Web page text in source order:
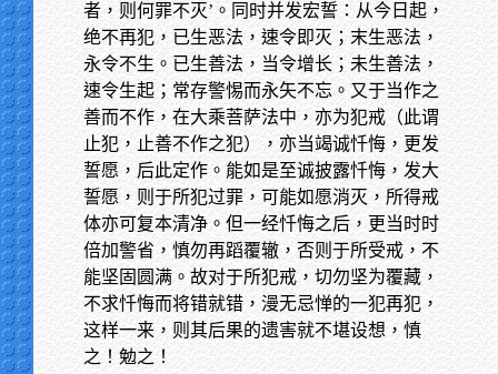
者，则何罪不灭’。同时并发宏誓：从今日起，
绝不再犯，已生恶法，速令即灭；末生恶法，
永令不生。已生善法，当令增长；未生善法，
速令生起；常存警惕而永矢不忘。又于当作之
善而不作，在大乘菩萨法中，亦为犯戒（此谓
止犯，止善不作之犯），亦当竭诚忏悔，更发
誓愿，后此定作。能如是至诚披露忏悔，发大
誓愿，则于所犯过罪，可能如愿消灭，所得戒
体亦可复本清净。但一经忏悔之后，更当时时
倍加警省，慎勿再蹈覆辙，否则于所受戒，不
能坚固圆满。故对于所犯戒，切勿坚为覆藏，
不求忏悔而将错就错，漫无忌惮的一犯再犯，
这样一来，则其后果的遗害就不堪设想，慎
之！勉之！